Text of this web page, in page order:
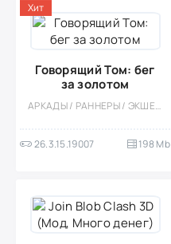
Говорящий Том: бег
за золотом
АРКАДЫ / РАННЕРЫ / ЭКШЕНЫ / ПЛАТФОРМЕРЫ / ОДНОПОЛЬЗОВАТЕЛЬСКИЕ / ОФЛАЙН / СТИЛИЗАЦИЯ / ПО МУЛЬТФИЛЬМАМ / ВСТРОЕННЫЙ КЕШ / ДЛЯ ДЕТЕЙ / ДЕВОЧКАМ
26.3.15.19007 198 Mb
Хит